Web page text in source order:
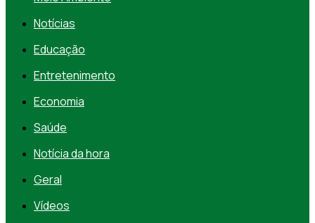
Notícias
Educação
Entretenimento
Economia
Saúde
Notícia da hora
Geral
Vídeos